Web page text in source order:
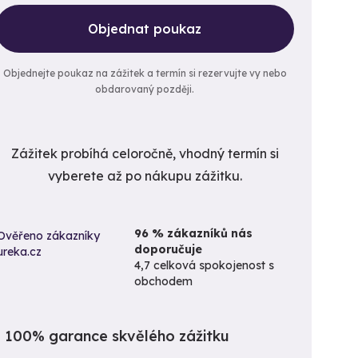
Objednat poukaz
Objednejte poukaz na zážitek a termín si rezervujte vy nebo
obdarovaný později.
Zážitek probíhá celoročně, vhodný termín si
vyberete až po nákupu zážitku.
96 % zákazníků nás
doporučuje
4,7 celková spokojenost s
obchodem
100% garance skvělého zážitku